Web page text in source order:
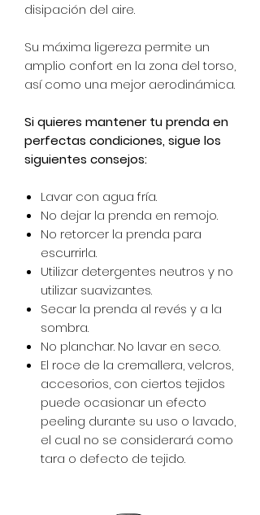
disipación del aire.
Su máxima ligereza permite un
amplio confort en la zona del torso,
así como una mejor aerodinámica.
Si quieres mantener tu prenda en
perfectas condiciones, sigue los
siguientes consejos:
Lavar con agua fría.
No dejar la prenda en remojo.
No retorcer la prenda para
escurrirla.
Utilizar detergentes neutros y no
utilizar suavizantes.
Secar la prenda al revés y a la
sombra.
No planchar. No lavar en seco.
El roce de la cremallera, velcros,
accesorios, con ciertos tejidos
puede ocasionar un efecto
peeling durante su uso o lavado,
el cual no se considerará como
tara o defecto de tejido.